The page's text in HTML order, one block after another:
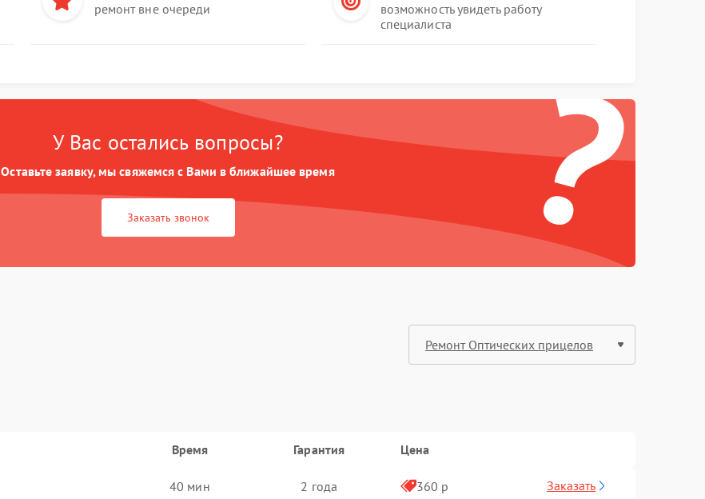
ремонт вне очереди
возможность увидеть работу
специалиста
?
У Вас остались вопросы?
Оставьте заявку, мы свяжемся с Вами в ближайшее время
Заказать звонок
Время Гарантия Цена
40 мин 2 года 360 р Заказать